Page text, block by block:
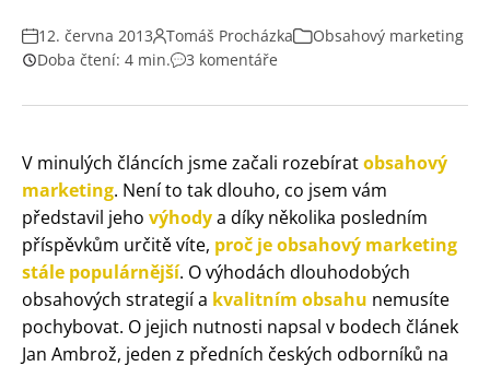
12. června 2013 Tomáš Procházka
Obsahový marketing
Doba čtení: 4 min.
3 komentáře
V minulých článcích jsme začali rozebíratobsahový
marketing. Není to tak dlouho, co jsem vám
představil jeho výhodya díky několika posledním
příspěvkům určitě víte, proč je obsahový marketing
stále populárnější. O výhodách dlouhodobých
obsahových strategií a kvalitním obsahu nemusíte
pochybovat. O jejich nutnosti napsal v bodech článek
Jan Ambrož, jeden z předních českých odborníků na